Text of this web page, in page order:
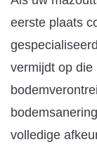
eerste plaats
vermijdt op die
volledige